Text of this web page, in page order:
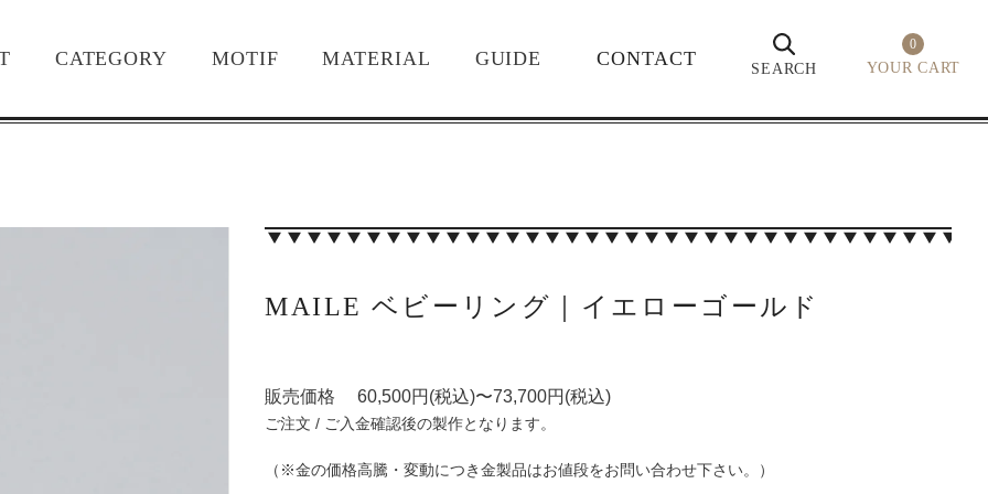
CATEGORY MOTIF MATERIAL GUIDE CONTACT SEARCH
0
YOUR CART
MAILE ベビーリング｜イエローゴールド
販売価格 60,500円(税込)〜73,700円(税込)
ご注文 / ご入金確認後の製作となります。
（※金の価格高騰・変動につき金製品はお値段をお問い合わせ下さい。）